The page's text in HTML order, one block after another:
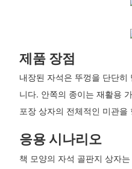
제품 장점
내장된 자석은 뚜껑을 단단
니다. 안쪽의 종이는 재활용
포장 상자의 전체적인 미관을
응용 시나리오
책 모양의 자석 골판지 상자